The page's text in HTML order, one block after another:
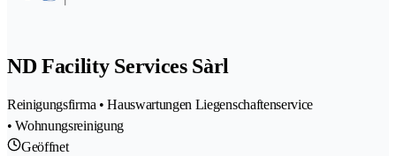
ND Facility Services Sàrl
Reinigungsfirma • Hauswartungen Liegenschaftenservice
• Wohnungsreinigung
Geöffnet